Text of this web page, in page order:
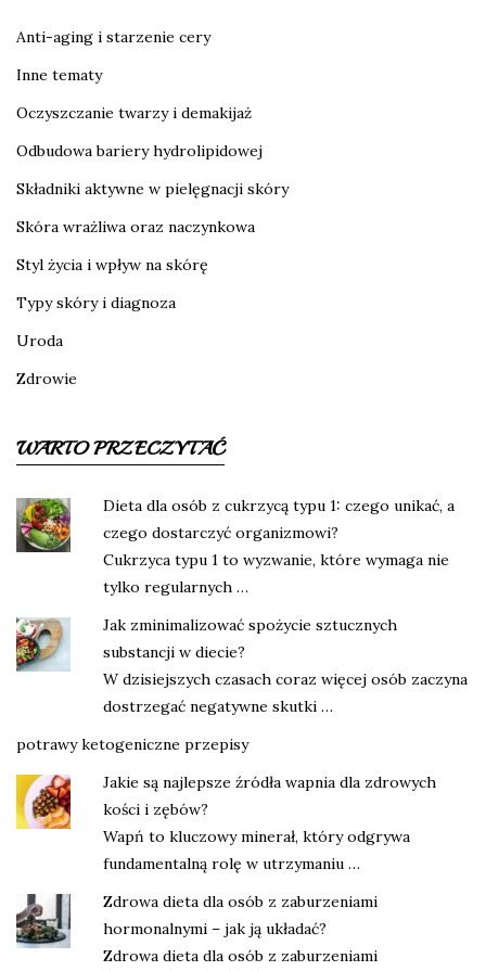
Anti-aging i starzenie cery
Inne tematy
Oczyszczanie twarzy i demakijaż
Odbudowa bariery hydrolipidowej
Składniki aktywne w pielęgnacji skóry
Skóra wrażliwa oraz naczynkowa
Styl życia i wpływ na skórę
Typy skóry i diagnoza
Uroda
Zdrowie
WARTO PRZECZYTAĆ
Dieta dla osób z cukrzycą typu 1: czego unikać, a
czego dostarczyć organizmowi?
Cukrzyca typu 1 to wyzwanie, które wymaga nie
tylko regularnych …
Jak zminimalizować spożycie sztucznych
substancji w diecie?
W dzisiejszych czasach coraz więcej osób zaczyna
dostrzegać negatywne skutki …
potrawy ketogeniczne przepisy
Jakie są najlepsze źródła wapnia dla zdrowych
kości i zębów?
Wapń to kluczowy minerał, który odgrywa
fundamentalną rolę w utrzymaniu …
Zdrowa dieta dla osób z zaburzeniami
hormonalnymi – jak ją układać?
Zdrowa dieta dla osób z zaburzeniami